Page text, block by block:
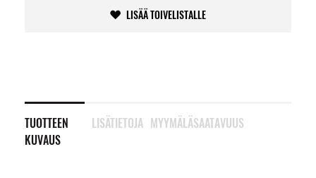
LISÄÄ TOIVELISTALLE
TUOTTEEN
KUVAUS
LISÄTIETOJA MYYMÄLÄSAATAVUUS